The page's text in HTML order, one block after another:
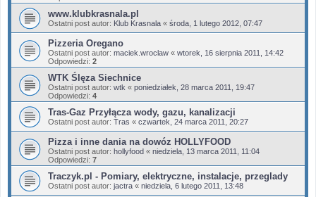
www.klubkrasnala.pl
Ostatni post autor: Klub Krasnala « środa, 1 lutego 2012, 07:47
Pizzeria Oregano
Ostatni post autor: maciek.wroclaw « wtorek, 16 sierpnia 2011, 14:42
Odpowiedzi: 2
WTK Ślęza Siechnice
Ostatni post autor: wtk « poniedziałek, 28 marca 2011, 19:47
Odpowiedzi: 4
Tras-Gaz Przyłącza wody, gazu, kanalizacji
Ostatni post autor: Tras « czwartek, 24 marca 2011, 20:27
Pizza i inne dania na dowóz HOLLYFOOD
Ostatni post autor: hollyfood « niedziela, 13 marca 2011, 11:04
Odpowiedzi: 7
Traczyk.pl - Pomiary, elektryczne, instalacje, przeglady
Ostatni post autor: jactra « niedziela, 6 lutego 2011, 13:48